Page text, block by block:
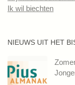
Ik wil biechten
NIEUWS UIT HET